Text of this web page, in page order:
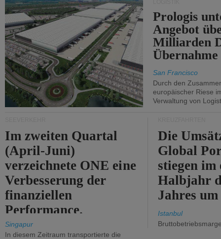
von Hormuz.
Prologis
Angebot
Milliarden
Übernahme
San Francisco
Durch den
europäischer Riese
Verwaltung von
Im zweiten Quartal
(April-Juni)
verzeichnete ONE eine
Verbesserung der
finanziellen
Performance.
Singapur
In diesem Zeitraum transportierte die
Die
Global
stiegen im
Halbjahr
Jahres
Istanbul